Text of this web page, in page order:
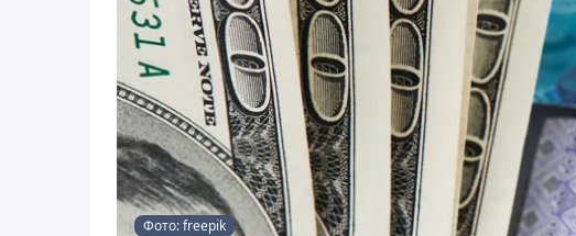
Фото: freepik